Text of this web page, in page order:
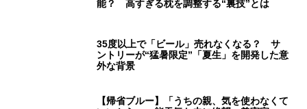
外な背景
で“孤立”した36歳妻の本音